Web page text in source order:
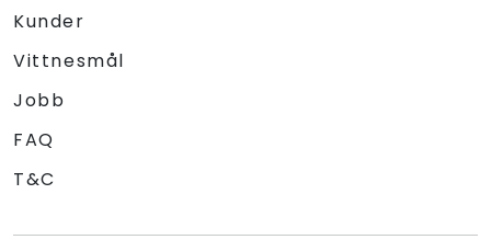
Kunder
Vittnesmål
Jobb
FAQ
T&C